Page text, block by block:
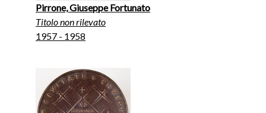
Pirrone, Giuseppe Fortunato
Titolo non rilevato
1957 - 1958